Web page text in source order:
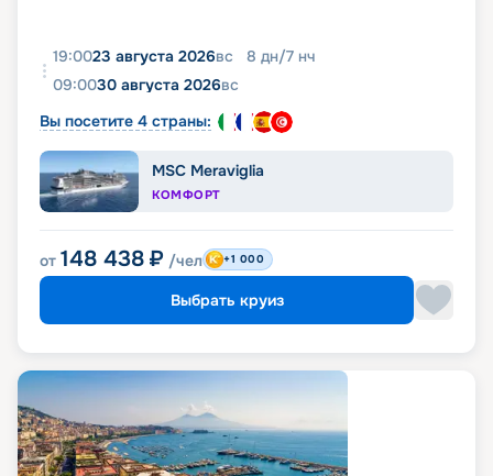
19:0023 августа 2026вс 8 дн/7 нч
09:0030 августа 2026вс
Вы посетите 4 страны:
MSC Meraviglia
КОМФОРТ
от 148 438 ₽ /чел +1 000
Выбрать круиз